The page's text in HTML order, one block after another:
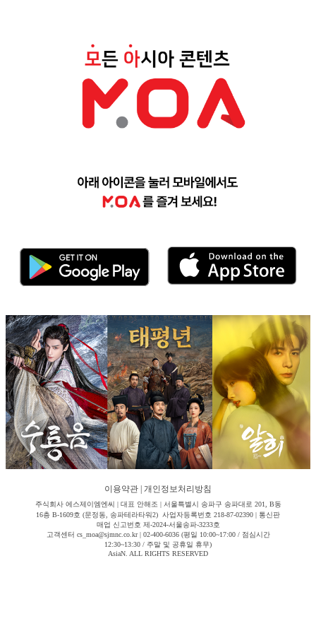
이용약관 개인정보처리방침
주식회사 에스제이엠엔씨 | 대표 안해조 | 서울특별시 송파구 송파대로 201, B동
16층 B-1609호 (문정동, 송파테라타워2) 사업자등록번호 218-87-02390 | 통신판
매업 신고번호 제-2024-서울송파-3233호
고객센터 cs_moa@sjmnc.co.kr | 02-400-6036 (평일 10:00~17:00 / 점심시간
12:30~13:30 / 주말 및 공휴일 휴무)
AsiaN. ALL RIGHTS RESERVED